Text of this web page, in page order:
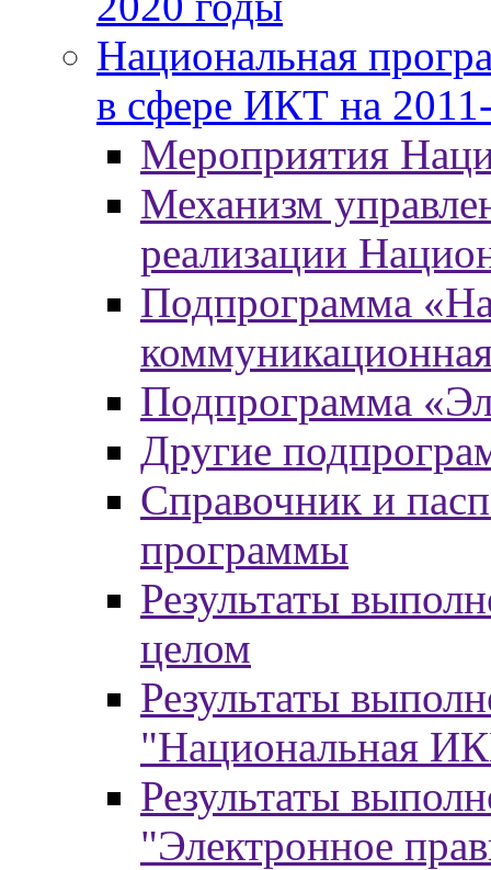
Национальная
в сфере ИКТ на
Мероприятия
Механизм
реализации
Подпрограмма
Подпрограмма
Другие
Справочник и
программы
Результаты
целом
Результаты
"Национальная
Результаты
"Электронное